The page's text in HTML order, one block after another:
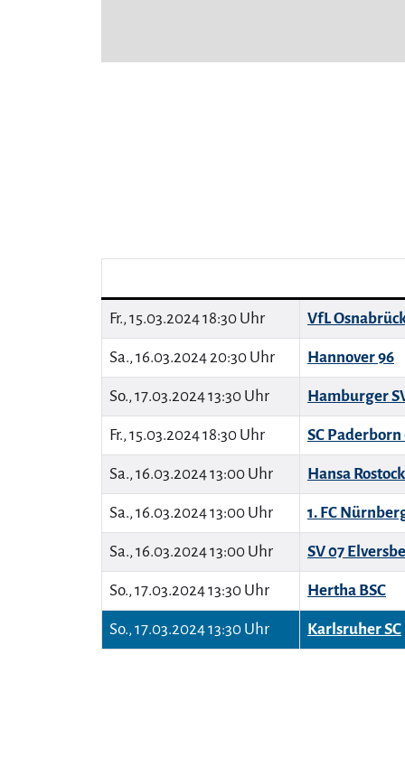
Fr., 15.03.2024 18:30 Uhr VfL
Sa., 16.03.2024 20:30 Uhr Hannover 96
So., 17.03.2024 13:30 Uhr Hamburger
Fr., 15.03.2024 18:30 Uhr SC Paderborn
Sa., 16.03.2024 13:00 Uhr Hansa Rostock
Sa., 16.03.2024 13:00 Uhr 1. FC
Sa., 16.03.2024 13:00 Uhr SV 07
So., 17.03.2024 13:30 Uhr Hertha BSC
So., 17.03.2024 13:30 Uhr Karlsruher SC